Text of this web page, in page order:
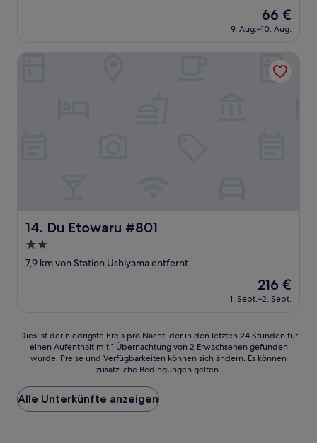
Der
Preis
beträgt
66 €
9. Aug.–10. Aug.
14. Du Etowaru #801
Du Etowaru #801
2.0-
Sterne-
7,9 km von Station Ushiyama entfernt
Der
Preis
beträgt
216 €
1. Sept.–2. Sept.
Dies
der
Preis
pro
Nacht,
Dies ist der niedrigste Preis pro Nacht, der in den letzten 24 Stunden für
einen Aufenthalt mit 1 Übernachtung von 2 Erwachsenen gefunden
wurde. Preise und Verfügbarkeiten können sich ändern. Es können
zusätzliche Bedingungen gelten.
Alle Unterkünfte anzeigen